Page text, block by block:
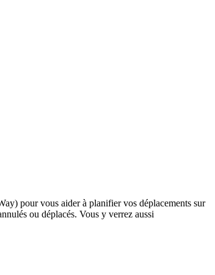
pour vous aider à planifier vos déplacements sur
ou déplacés. Vous y verrez aussi